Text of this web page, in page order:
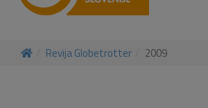
Revija Globetrotter 2009